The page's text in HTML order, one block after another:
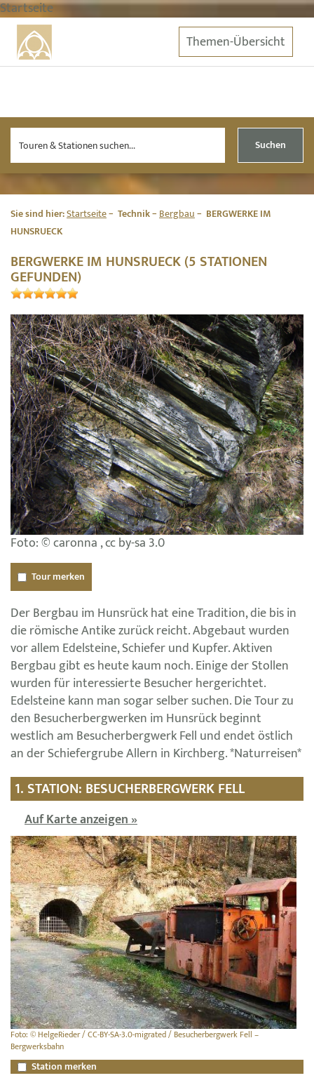
Startseite
Themen-Übersicht
Suchen
Sie sind hier:Startseite Technik Bergbau
BERGWERKE IM
HUNSRUECK
BERGWERKE IM HUNSRUECK (5 STATIONEN
GEFUNDEN)
Foto: © caronna , cc by-sa 3.0
Tour merken
Der Bergbau im Hunsrück hat eine Tradition, die bis in
die römische Antike zurück reicht. Abgebaut wurden
vor allem Edelsteine, Schiefer und Kupfer. Aktiven
Bergbau gibt es heute kaum noch. Einige der Stollen
wurden für interessierte Besucher hergerichtet.
Edelsteine kann man sogar selber suchen. Die Tour zu
den Besucherbergwerken im Hunsrück beginnt
westlich am Besucherbergwerk Fell und endet östlich
an der Schiefergrube Allern in Kirchberg. *Naturreisen*
1. STATION: BESUCHERBERGWERK FELL
Auf Karte anzeigen »
Foto: © HelgeRieder / CC-BY-SA-3.0-migrated / Besucherbergwerk Fell –
Bergwerksbahn
Station merken